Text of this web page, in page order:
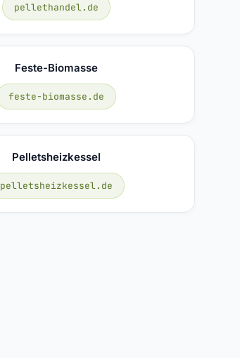
pellethandel.de
Feste-Biomasse
feste-biomasse.de
Pelletsheizkessel
pelletsheizkessel.de